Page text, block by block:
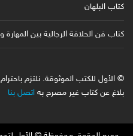
كتاب البلهان
كتاب فن الحلاقة الرجالية بين المهارة
© الأول للكتب الموثوقة. نلتزم
بلاغ عن كتاب غير مصرح به اتصل بنا